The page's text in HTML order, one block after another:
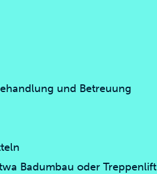
und Betreuung
Badumbau oder Treppenlift